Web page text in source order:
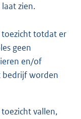
zien.
totdat er
geen
en/of
bedrijf worden
vallen,